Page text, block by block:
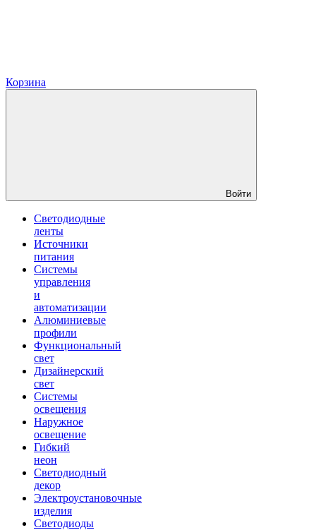
Корзина
Войти
Светодиодные
ленты
Источники
питания
Системы
управления
и
автоматизации
Алюминиевые
профили
Функциональный
свет
Дизайнерский
свет
Системы
освещения
Наружное
освещение
Гибкий
неон
Светодиодный
декор
Электроустановочные
изделия
Светодиоды